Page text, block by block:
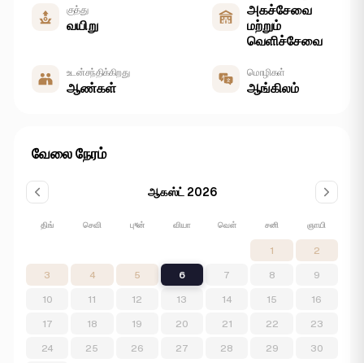
குத்து
வயிறு
அகச்சேவை
மற்றும்
வெளிச்சேவை
உடன் சந்திக்கிறது
ஆண்கள்
மொழிகள்
ஆங்கிலம்
வேலை நேரம்
ஆகஸ்ட் 2026
திங் செவி புধன் வியா வெள் சனி ஞாயி
1 2
3 4 5 6 7 8 9
10 11 12 13 14 15 16
17 18 19 20 21 22 23
24 25 26 27 28 29 30